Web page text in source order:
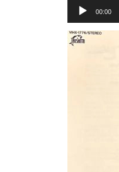
プ
レ
ー
ヤ
00:00